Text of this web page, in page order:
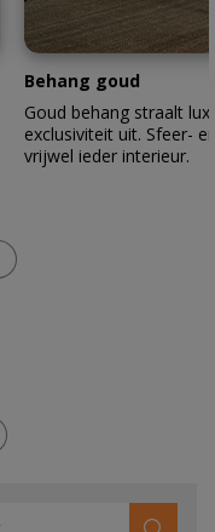
Behang goud
Goud behang straalt
exclusiviteit uit. Sfeer-
vrijwel ieder interieur.